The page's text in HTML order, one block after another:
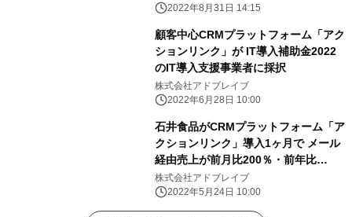
2022年8月31日 14:15
顧客中心CRMプラットフォーム「アク
ションリンク」が IT導入補助金2022
のIT導入支援事業者に採択
株式会社アドブレイブ
2022年6月28日 10:00
石井食品がCRMプラットフォーム「ア
クションリンク」導入1ヶ月で メール
経由売上が前月比200％・前年比
205％に向上
株式会社アドブレイブ
2022年5月24日 10:00